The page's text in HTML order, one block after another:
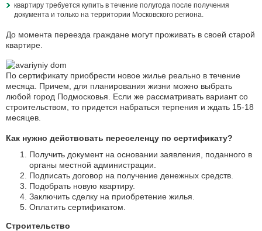
квартиру требуется купить в течение полугода после получения
документа и только на территории Московского региона.
До момента переезда граждане могут проживать в своей старой
квартире.
По сертификату приобрести новое жилье реально в течение
месяца. Причем, для планирования жизни можно выбрать
любой город Подмосковья. Если же рассматривать вариант со
строительством, то придется набраться терпения и ждать 15-18
месяцев.
Как нужно действовать переселенцу по сертификату?
Получить документ на основании заявления, поданного в
органы местной администрации.
Подписать договор на получение денежных средств.
Подобрать новую квартиру.
Заключить сделку на приобретение жилья.
Оплатить сертификатом.
Строительство